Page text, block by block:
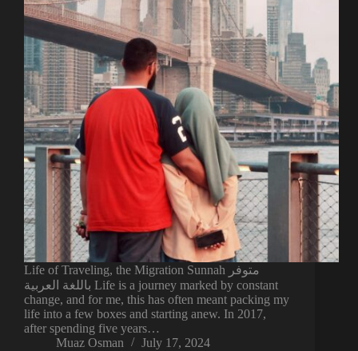
Life of Traveling, the Migration Sunnah متوفر
باللغة العربية Life is a journey marked by constant
change, and for me, this has often meant packing my
life into a few boxes and starting anew. In 2017,
after spending five years…
Muaz Osman
July 17, 2024